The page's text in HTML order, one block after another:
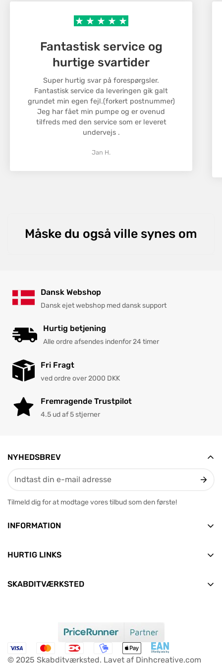
Hvis du ikke er tilfreds, kan du returnere varer
inden for 30 dage efter modtagelsen.
Varerne skal være i original stand og emballage for
at blive godkendt til returnering. Kontakt vores
kundeservice for at starte en returnering, og vi
hjælper dig med processen.
Returneringsomkostningerne dækkes af kunden,
medmindre der er tale om en fejlbehæftet vare.
Fantastisk service og
hurtige svartider
Super hurtig svar på forespørgsler.
Fantastisk service da leveringen gik galt
grundet min egen fejl.(forkert postnummer)
Jeg har fået min pumpe og er ovenud
tilfreds med den service som er leveret
undervejs .
Jan H.
Måske du også ville synes om
Dansk Webshop
Dansk ejet webshop med dansk support
Hurtig betjening
Alle ordre afsendes indenfor 24 timer
Fri Fragt
ved ordre over 2000 DKK
Fremragende Trustpilot
4.5 ud af 5 stjerner
INFORMATION
9400 Nørresundby
Find os
HURTIG LINKS
FAQ
SKABDITVÆRKSTED
NYHEDSBREV
Tilmeld dig for at modtage vores tilbud som den første!
© 2025 Skabditværksted. Lavet af Dinhcreative.com
Are you 18 years old or older?
No, I'm not Yes, I am